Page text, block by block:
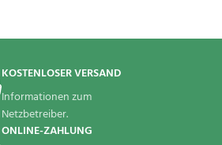
KOSTENLOSER VERSAND
Informationen zum
Netzbetreiber.
ONLINE-ZAHLUNG